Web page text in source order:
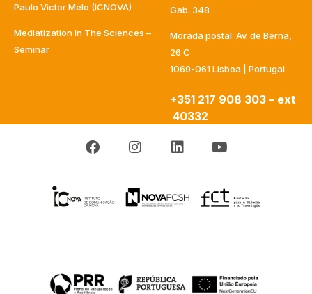
Paulo Victor Melo (ICNOVA)
Mediatization In The Sciences –
Seminar
Gab. 348
Morada postal: Av. de Berna,
26 C
1069-061 Lisboa | Portugal
+351 217 908 303 – ext
40332